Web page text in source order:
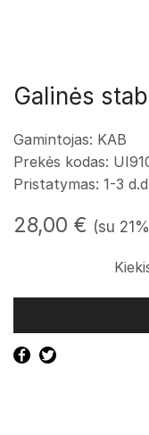
Galinės
Gamintojas: KAB
Prekės kodas:
Pristatymas: 1-3
28,00 € (su